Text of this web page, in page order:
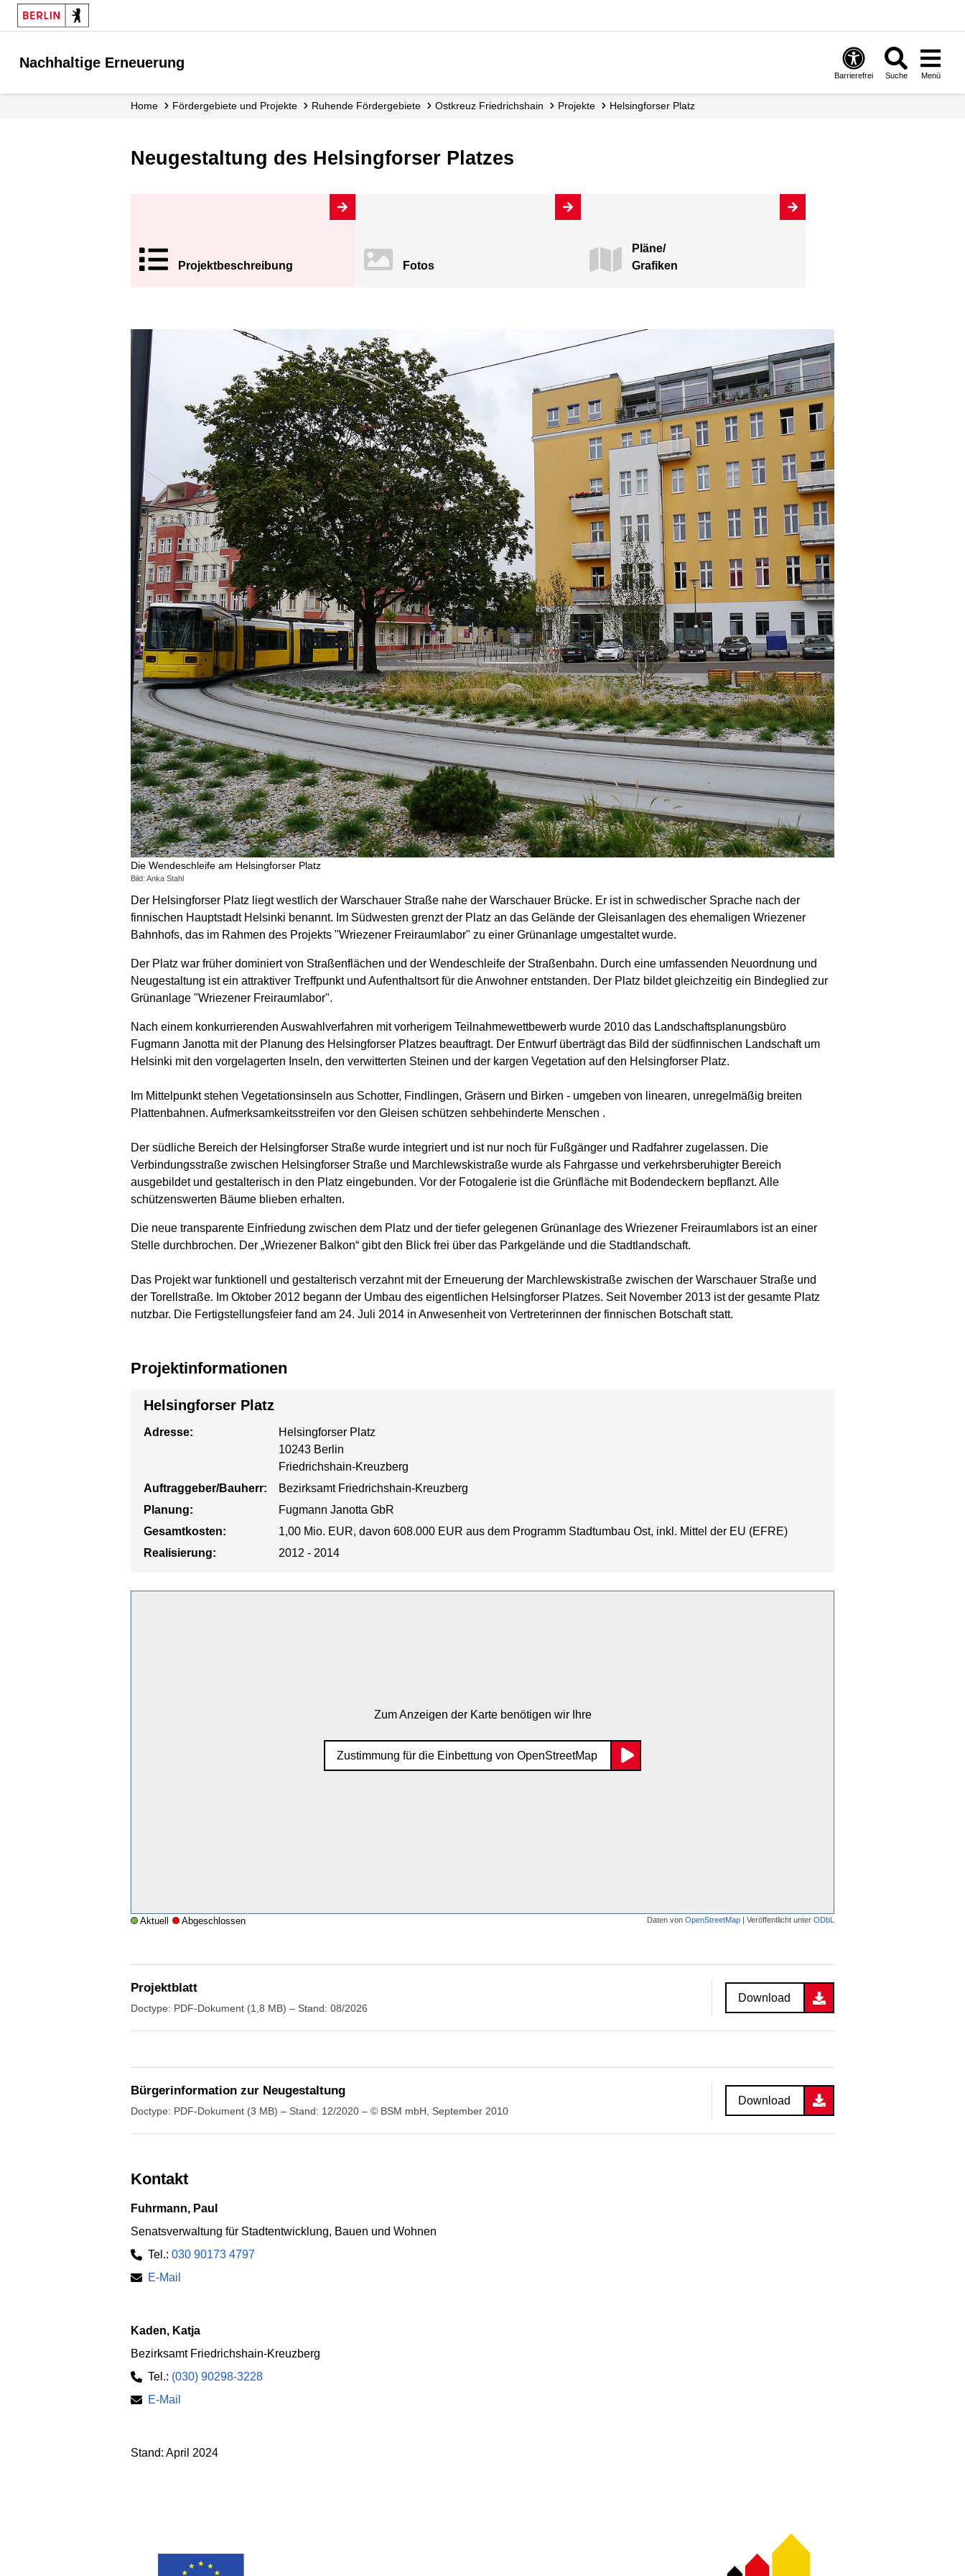
Nachhaltige Erneuerung
Barrierefrei Suche Menü
Home Fördergebiete und Projekte Ruhende Fördergebiete Ostkreuz Friedrichshain Projekte Helsingforser Platz
Neugestaltung des Helsingforser Platzes
Projekt­beschreibung Fotos
Pläne/
Grafiken
Die Wendeschleife am Helsingforser Platz
Bild: Anka Stahl
Der Helsingforser Platz liegt westlich der Warschauer Straße nahe der Warschauer Brücke. Er ist in schwedischer Sprache nach der
finnischen Hauptstadt Helsinki benannt. Im Südwesten grenzt der Platz an das Gelände der Gleisanlagen des ehemaligen Wriezener
Bahnhofs, das im Rahmen des Projekts "Wriezener Freiraumlabor" zu einer Grünanlage umgestaltet wurde.
Der Platz war früher dominiert von Straßenflächen und der Wendeschleife der Straßenbahn. Durch eine umfassenden Neuordnung und
Neugestaltung ist ein attraktiver Treffpunkt und Aufenthaltsort für die Anwohner entstanden. Der Platz bildet gleichzeitig ein Bindeglied zur
Grünanlage "Wriezener Freiraumlabor".
Nach einem konkurrierenden Auswahlverfahren mit vorherigem Teilnahmewettbewerb wurde 2010 das Landschaftsplanungsbüro
Fugmann Janotta mit der Planung des Helsingforser Platzes beauftragt. Der Entwurf überträgt das Bild der südfinnischen Landschaft um
Helsinki mit den vorgelagerten Inseln, den verwitterten Steinen und der kargen Vegetation auf den Helsingforser Platz.
Im Mittelpunkt stehen Vegetationsinseln aus Schotter, Findlingen, Gräsern und Birken - umgeben von linearen, unregelmäßig breiten
Plattenbahnen. Aufmerksamkeitsstreifen vor den Gleisen schützen sehbehinderte Menschen .
Der südliche Bereich der Helsingforser Straße wurde integriert und ist nur noch für Fußgänger und Radfahrer zugelassen. Die
Verbindungsstraße zwischen Helsingforser Straße und Marchlewskistraße wurde als Fahrgasse und verkehrsberuhigter Bereich
ausgebildet und gestalterisch in den Platz eingebunden. Vor der Fotogalerie ist die Grünfläche mit Bodendeckern bepflanzt. Alle
schützenswerten Bäume blieben erhalten.
Die neue transparente Einfriedung zwischen dem Platz und der tiefer gelegenen Grünanlage des Wriezener Freiraumlabors ist an einer
Stelle durchbrochen. Der „Wriezener Balkon“ gibt den Blick frei über das Parkgelände und die Stadtlandschaft.
Das Projekt war funktionell und gestalterisch verzahnt mit der Erneuerung der Marchlewskistraße zwischen der Warschauer Straße und
der Torellstraße. Im Oktober 2012 begann der Umbau des eigentlichen Helsingforser Platzes. Seit November 2013 ist der gesamte Platz
nutzbar. Die Fertigstellungsfeier fand am 24. Juli 2014 in Anwesenheit von Vertreterinnen der finnischen Botschaft statt.
Projektinformationen
Helsingforser Platz
Adresse:
Helsingforser Platz
10243 Berlin
Friedrichshain-Kreuzberg
Auftraggeber/Bauherr:
Bezirksamt Friedrichshain-Kreuzberg
Planung:
Fugmann Janotta GbR
Gesamtkosten:
1,00 Mio. EUR, davon 608.000 EUR aus dem Programm Stadtumbau Ost, inkl. Mittel der EU (EFRE)
Realisierung:
2012 - 2014
Zum Anzeigen der Karte benötigen wir Ihre
Zustimmung für die Einbettung von OpenStreetMap
Daten von OpenStreetMap | Veröffentlicht unter ODbL
Aktuell Abgeschlossen
Projektblatt
Doctype: PDF-Dokument (1,8 MB) – Stand: 08/2026
Download
Bürgerinformation zur Neugestaltung
Doctype: PDF-Dokument (3 MB) – Stand: 12/2020 – © BSM mbH, September 2010
Download
Kontakt
Fuhrmann, Paul
Senatsverwaltung für Stadtentwicklung, Bauen und Wohnen
Tel.: 030 90173 4797
E-Mail
Kaden, Katja
Bezirksamt Friedrichshain-Kreuzberg
Tel.: (030) 90298-3228
E-Mail
Stand: April 2024